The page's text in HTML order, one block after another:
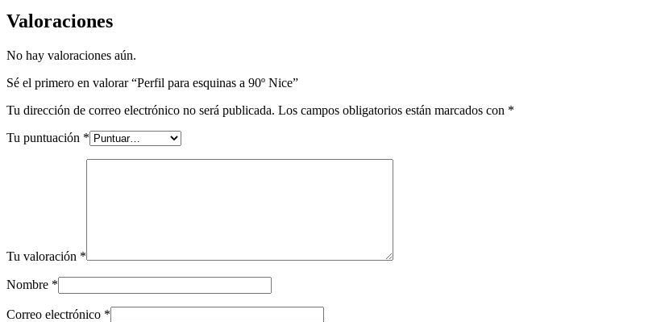
Valoraciones
No hay valoraciones aún.
Sé el primero en valorar “Perfil para esquinas a 90º Nice”
Tu dirección de correo electrónico no será publicada. Los campos obligatorios están marcados con *
Tu puntuación *
Tu valoración *
Nombre *
Correo electrónico *